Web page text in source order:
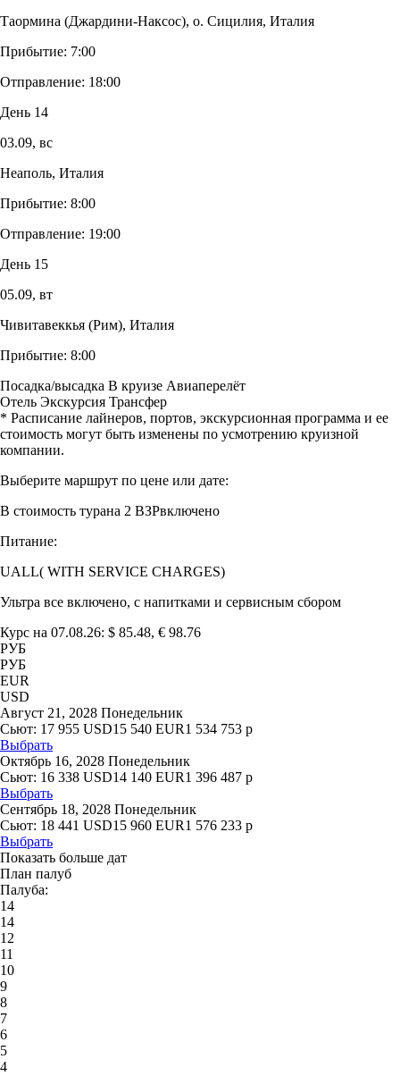
Таормина (Джардини-Наксос), о. Сицилия, Италия
Прибытие: 7:00
Отправление: 18:00
День 14
03.09, вс
Неаполь, Италия
Прибытие: 8:00
Отправление: 19:00
День 15
05.09, вт
Чивитавеккья (Рим), Италия
Прибытие: 8:00
Посадка/высадка В круизе Авиаперелёт
Отель Экскурсия Трансфер
* Расписание лайнеров, портов, экскурсионная программа и ее
стоимость могут быть изменены по усмотрению круизной
компании.
Выберите маршрут по цене или дате:
В стоимость турана 2 ВЗРвключено
Питание:
UALL( WITH SERVICE CHARGES)
Ультра все включено, с напитками и cервисным сбором
Курс на 07.08.26: $ 85.48, € 98.76
РУБ
РУБ
EUR
USD
Август 21, 2028 Понедельник
Сьют: 17 955 USD15 540 EUR1 534 753 р
Выбрать
Октябрь 16, 2028 Понедельник
Сьют: 16 338 USD14 140 EUR1 396 487 р
Выбрать
Сентябрь 18, 2028 Понедельник
Сьют: 18 441 USD15 960 EUR1 576 233 р
Выбрать
Показать больше дат
План палуб
Палуба:
14
14
12
11
10
9
8
7
6
5
4